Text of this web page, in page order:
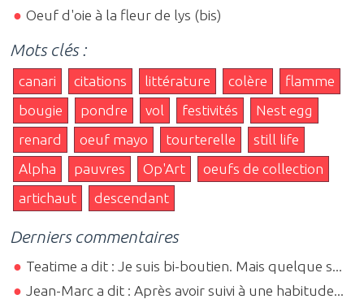
Oeuf d'oie à la fleur de lys (bis)
Mots clés :
canari citations littérature colère
flamme
bougie
pondre vol festivités
Nest egg
renard
oeuf mayo tourterelle
still life
Alpha
pauvres Op'Art
oeufs de collection
artichaut
descendant
Derniers commentaires
Teatime a dit : Je suis bi-boutien. Mais quelque s...
Jean-Marc a dit : Après avoir suivi à une habitude...